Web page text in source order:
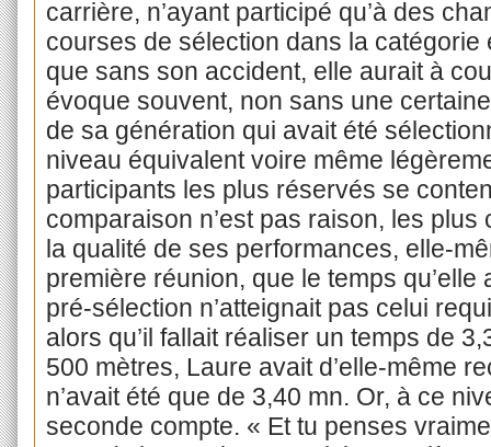
carrière, n’ayant participé qu’à des
courses de sélection dans la
que sans son accident, elle aurait à
évoque souvent, non sans une
de sa génération qui avait été
niveau équivalent voire même
participants les plus réservés se
comparaison n’est pas raison, les
la qualité de ses performances, elle-
première réunion, que le temps
pré-sélection n’atteignait pas celui
alors qu’il fallait réaliser un temps de
500 mètres, Laure avait d’elle-même
n’avait été que de 3,40 mn. Or, à ce
seconde compte. « Et tu penses